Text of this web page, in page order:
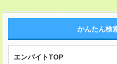
かんたん検
エンバイトTOP